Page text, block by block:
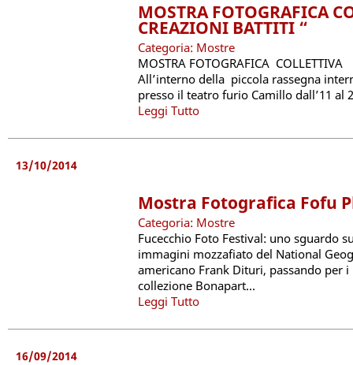
MOSTRA FOTOGRAFICA
CREAZIONI BATTITI “
Categoria: Mostre
MOSTRA FOTOGRAFICA
All’interno della piccola rassegna
presso il teatro furio Camillo dall’11 al
Leggi Tutto
13/10/2014
Mostra Fotografica Fofu
Categoria: Mostre
Fucecchio Foto Festival: uno sguardo
immagini mozzafiato del National
americano Frank Dituri, passando per
collezione Bonapart...
Leggi Tutto
16/09/2014